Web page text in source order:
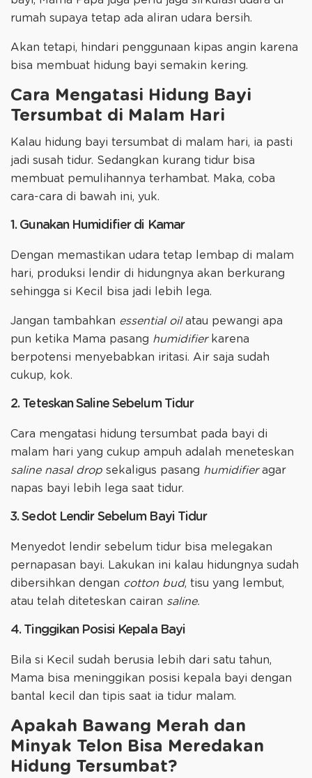
rumah supaya tetap ada aliran udara bersih.
Akan tetapi, hindari penggunaan kipas angin karena
bisa membuat hidung bayi semakin kering.
Cara Mengatasi Hidung Bayi
Tersumbat di Malam Hari
Kalau hidung bayi tersumbat di malam hari, ia pasti
jadi susah tidur. Sedangkan kurang tidur bisa
membuat pemulihannya terhambat. Maka, coba
cara-cara di bawah ini, yuk.
1. Gunakan Humidifier di Kamar
Dengan memastikan udara tetap lembap di malam
hari, produksi lendir di hidungnya akan berkurang
sehingga si Kecil bisa jadi lebih lega.
Jangan tambahkan essential oilatau pewangi apa
pun ketika Mama pasang humidifierkarena
berpotensi menyebabkan iritasi. Air saja sudah
cukup, kok.
2. Teteskan Saline Sebelum Tidur
Cara mengatasi hidung tersumbat pada bayi di
malam hari yang cukup ampuh adalah meneteskan
saline nasal drop sekaligus pasang humidifieragar
napas bayi lebih lega saat tidur.
3. Sedot Lendir Sebelum Bayi Tidur
Menyedot lendir sebelum tidur bisa melegakan
pernapasan bayi. Lakukan ini kalau hidungnya sudah
dibersihkan dengan cotton bud, tisu yang lembut,
atau telah diteteskan cairan saline.
4. Tinggikan Posisi Kepala Bayi
Bila si Kecil sudah berusia lebih dari satu tahun,
Mama bisa meninggikan posisi kepala bayi dengan
bantal kecil dan tipis saat ia tidur malam.
Apakah Bawang Merah dan
Minyak Telon Bisa Meredakan
Hidung Tersumbat?